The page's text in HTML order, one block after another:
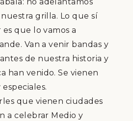
ábala: no adelantamos
grilla. Lo que sí
que lo vamos a
Van a venir bandas y
de nuestra historia y
han venido. Se vienen
que vienen ciudades
a celebrar Medio y